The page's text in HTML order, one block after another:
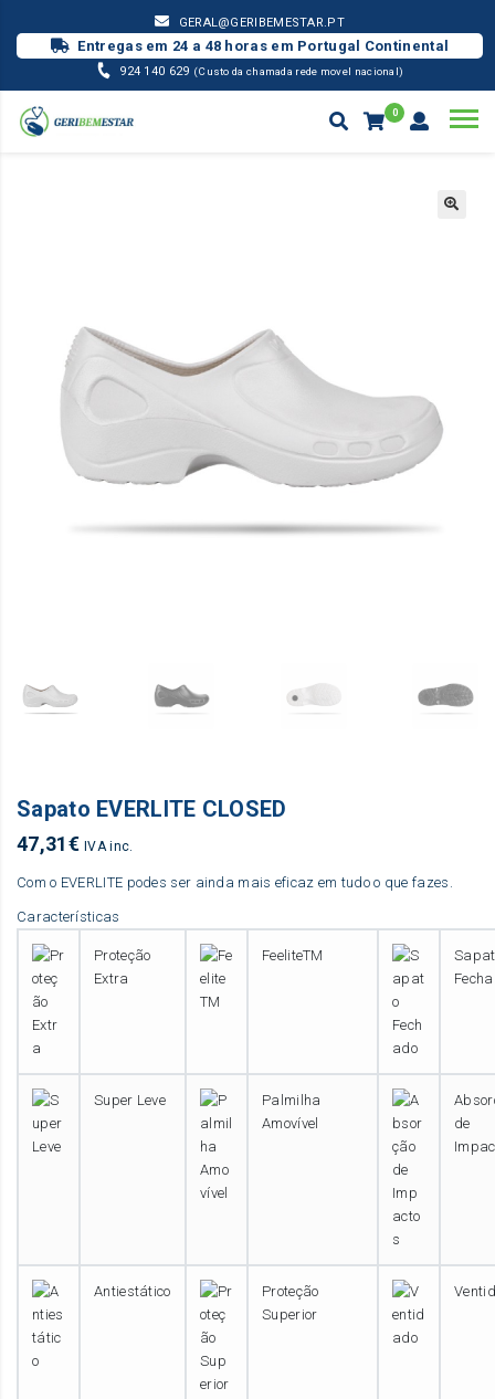
GERAL@GERIBEMESTAR.PT
Entregas em 24 a 48 horas em Portugal Continental
924 140 629 (Custo da chamada rede movel nacional)
0
CALÇADO WOCK / OUTROS SAPATO EVERLITE CLOSED
Sapato EVERLITE CLOSED
47,31€ IVA inc.
Com o EVERLITE podes ser ainda mais eficaz em tudo o que fazes.
Características
Proteção
Extra
FeeliteTM
Super Leve
Palmilha
Amovível
de
Antiestático
Proteção
Superior